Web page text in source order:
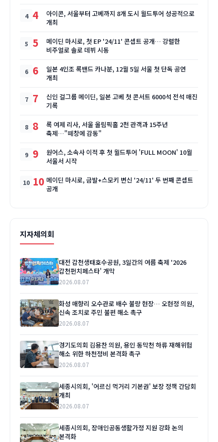
4
아이콘, 서울부터 고베까지 8개 도시 월드투어 성공적으로
개최
5
메이딘 마시로, 첫 EP '24/11' 콘셉트 공개… 강렬한
비주얼로 솔로 데뷔 시동
6
일본 4인조 록밴드 카나분, 12월 5일 서울 첫 단독 공연
개최
7
신인 걸그룹 메이딘, 일본 고베 첫 콘서트 6000석 전석 매진
기록
8
록 여제 리사, 서울 올림픽홀 2천 관객과 15주년
축제…"떼창에 감동"
9
원어스, 소속사 이적 후 첫 월드투어 'FULL MOON' 10월
서울서 시작
10 메이딘 마시로, 금발+스모키 변신 '24/11' 두 번째 콘셉트
공개
지자체의회
대전 갑천생태호수공원, 3일간의 여름 축제 '2026
갑천펀치페스타' 개막
2026.08.07
화성 매향리 오수관로 배수 불량 현장… 오현정 의원,
신속 조치로 주민 불편 해소 촉구
2026.08.07
경기도의회 김용찬 의원, 용인 동막천 하류 재해위험
해소 위한 하천정비 본격화 촉구
2026.08.07
세종시의회, '어르신 먹거리 기본권' 보장 정책 간담회
개최
2026.08.07
세종시의회, 장애인공동생활가정 지원 강화 논의
본격화